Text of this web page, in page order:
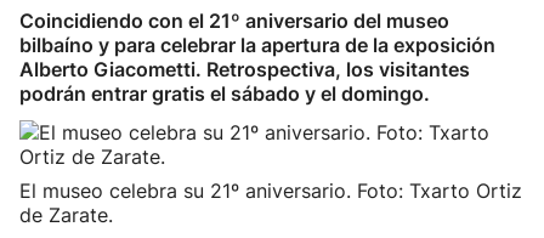
Coincidiendo con el 21º aniversario del museo
bilbaíno y para celebrar la apertura de la exposición
Alberto Giacometti. Retrospectiva, los visitantes
podrán entrar gratis el sábado y el domingo.
El museo celebra su 21º aniversario. Foto: Txarto Ortiz
de Zarate.